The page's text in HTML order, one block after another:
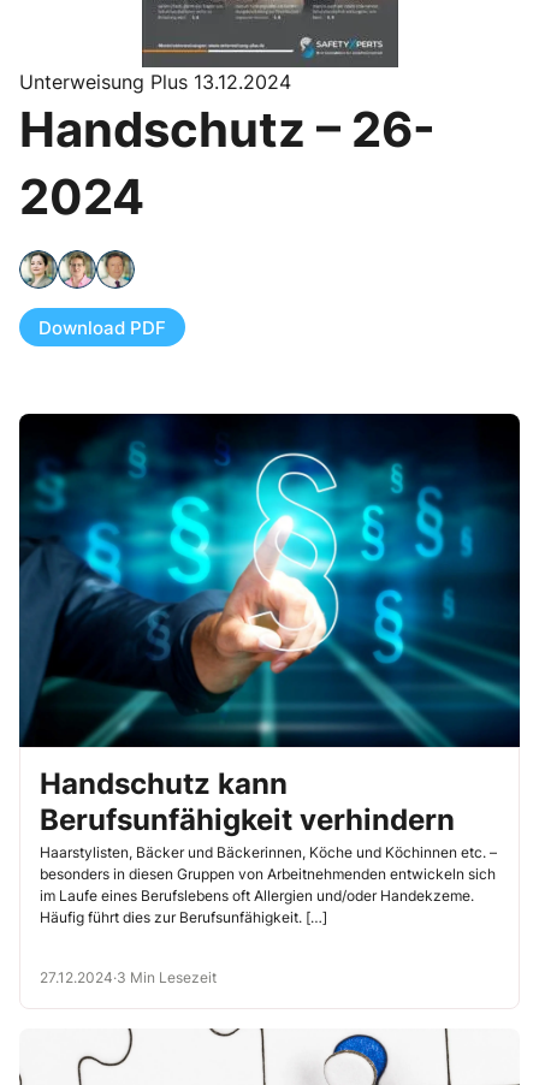
Unterweisung Plus 13.12.2024
Handschutz – 26-
2024
Download PDF
Handschutz kann
Berufsunfähigkeit verhindern
Haarstylisten, Bäcker und Bäckerinnen, Köche und Köchinnen etc. –
besonders in diesen Gruppen von Arbeitnehmenden entwickeln sich
im Laufe eines Berufslebens oft Allergien und/oder Handekzeme.
Häufig führt dies zur Berufsunfähigkeit. […]
27.12.2024·3 Min Lesezeit